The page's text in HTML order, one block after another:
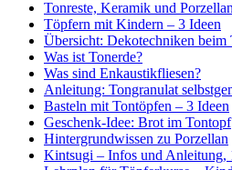
Tonreste, Keramik und
Töpfern mit Kindern – 3 Ideen
Übersicht: Dekotechniken beim
Was ist Tonerde?
Was sind Enkaustikfliesen?
Anleitung: Tongranulat
Basteln mit Tontöpfen – 3 Ideen
Geschenk-Idee: Brot im Tontopf
Hintergrundwissen zu Porzellan
Kintsugi – Infos und Anleitung,